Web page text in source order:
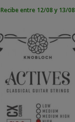
Recibe entre 12/08 y 13/08